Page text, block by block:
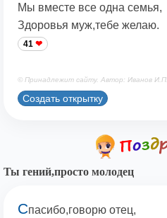
Мы вместе все одна семья,
Здоровья муж,тебе желаю.
41
© Принадлежит сайту. Автор: Иванов И.П.
Создать открытку
Ты гений,просто молодец
Спасибо,говорю отец,